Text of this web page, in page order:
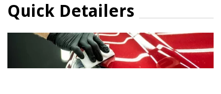
Quick Detailers